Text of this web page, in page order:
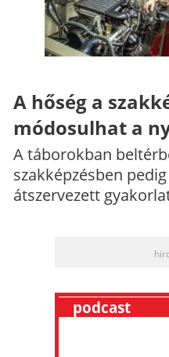
A hőség a
módosulhat a
A táborokban
szakképzésben
átszervezett
podcast